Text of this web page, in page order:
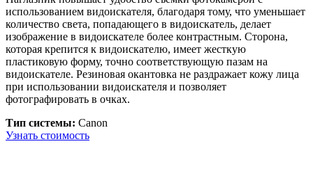
использованием видоискателя, благодаря тому, что уменьшает
количество света, попадающего в видоискатель, делает
изображение в видоискателе более контрастным. Сторона,
которая крепится к видоискателю, имеет жесткую
пластиковую форму, точно соответствующую пазам на
видоискателе. Резиновая окантовка не раздражает кожу лица
при использовании видоискателя и позволяет
фотографировать в очках.
Тип системы: Canon
Узнать стоимость